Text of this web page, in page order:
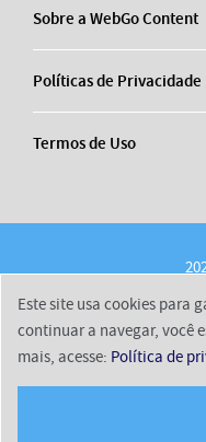
Sobre a WebGo Content
Políticas de Privacidade
Termos de Uso
Sobre a WebGo
Este site usa cookies para
continuar a navegar, você
mais, acesse: Política de